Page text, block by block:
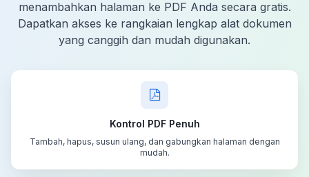
menambahkan halaman ke PDF Anda secara gratis.
Dapatkan akses ke rangkaian lengkap alat dokumen
yang canggih dan mudah digunakan.
Kontrol PDF Penuh
Tambah, hapus, susun ulang, dan gabungkan halaman dengan
mudah.